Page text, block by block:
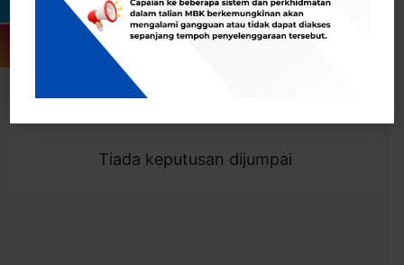
Showing 0 result
Tiada keputusan dijumpai